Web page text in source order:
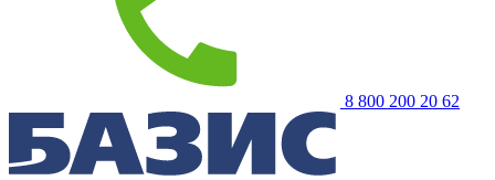
8 800 200 20 62